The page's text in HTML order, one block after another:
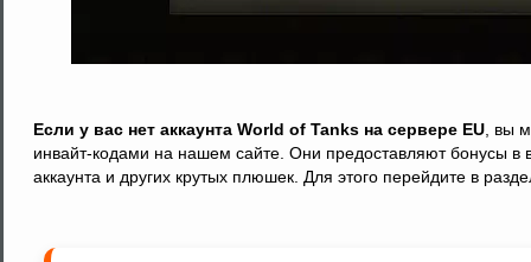
Если у вас нет аккаунта World of Tanks на сервере EU , вы
инвайт-кодами на нашем сайте. Они предоставляют бонусы в
аккаунта и других крутых плюшек. Для этого перейдите в